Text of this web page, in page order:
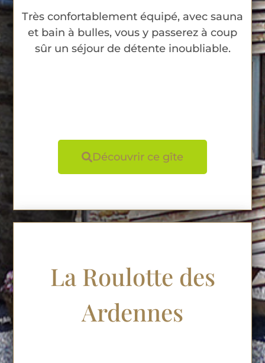
Très confortablement équipé, avec sauna
et bain à bulles, vous y passerez à coup
sûr un séjour de détente inoubliable.
Découvrir ce gîte
La Roulotte des
Ardennes